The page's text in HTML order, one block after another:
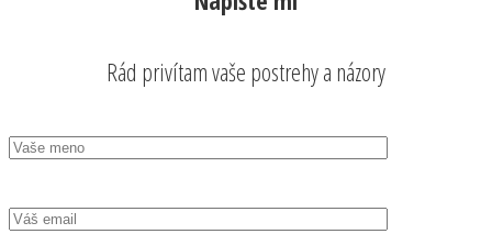
Rád privítam vaše postrehy a názory